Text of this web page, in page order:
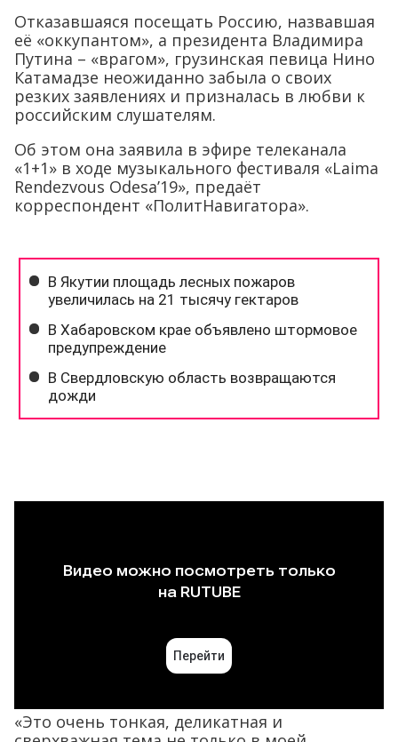
Отказавшаяся посещать Россию, назвавшая
её «оккупантом», а президента Владимира
Путина – «врагом», грузинская певица Нино
Катамадзе неожиданно забыла о своих
резких заявлениях и призналась в любви к
российским слушателям.
Об этом она заявила в эфире телеканала
«1+1» в ходе музыкального фестиваля «Laima
Rendezvous Odesa’19», предаёт
корреспондент «ПолитНавигатора».
«Это очень тонкая, деликатная и